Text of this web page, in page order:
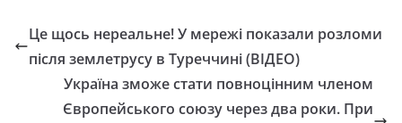
Це щось нереальне! У мережі показали розломи
після землетрусу в Туреччині (ВІДЕО)
Україна зможе стати повноцінним членом
Європейського союзу через два роки. При